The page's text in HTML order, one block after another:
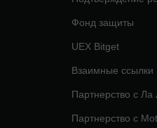
Фонд защиты
UEX Bitget
Взаимные ссылки
Партнерство с Ла
Партнерство с